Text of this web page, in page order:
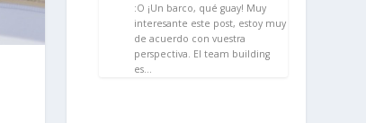
:O ¡Un barco, qué guay! Muy
interesante este post, estoy muy
de acuerdo con vuestra
perspectiva. El team building
es…